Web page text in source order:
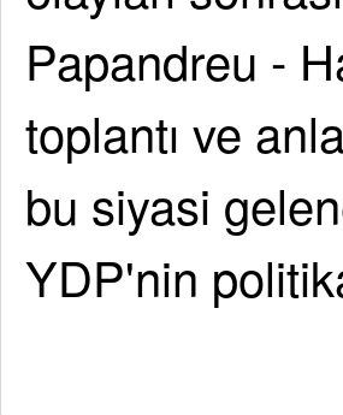
Papandreu -
toplantı ve
bu siyasi
YDP'nin